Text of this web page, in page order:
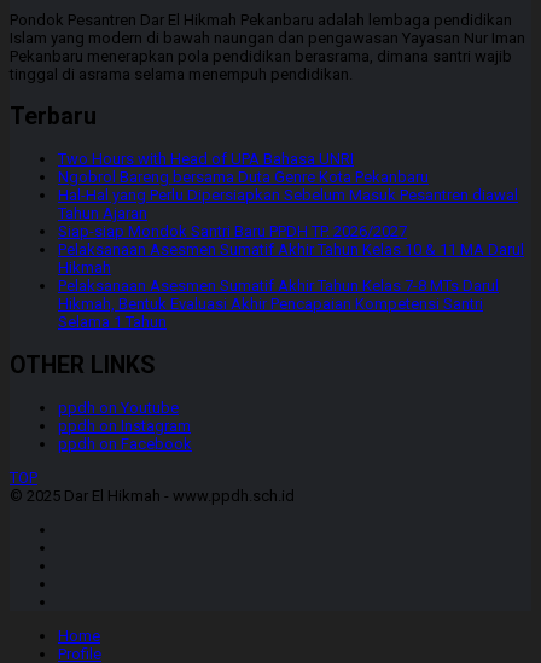
Pondok Pesantren Dar El Hikmah Pekanbaru adalah lembaga pendidikan
Islam yang modern di bawah naungan dan pengawasan Yayasan Nur Iman
Pekanbaru menerapkan pola pendidikan berasrama, dimana santri wajib
tinggal di asrama selama menempuh pendidikan.
Terbaru
Two Hours with Head of UPA Bahasa UNRI
Ngobrol Bareng bersama Duta Genre Kota Pekanbaru
Hal-Hal yang Perlu Dipersiapkan Sebelum Masuk Pesantren diawal
Tahun Ajaran
Siap-siap Mondok Santri Baru PPDH TP. 2026/2027
Pelaksanaan Asesmen Sumatif Akhir Tahun Kelas 10 & 11 MA Darul
Hikmah
Pelaksanaan Asesmen Sumatif Akhir Tahun Kelas 7-8 MTs Darul
Hikmah, Bentuk Evaluasi Akhir Pencapaian Kompetensi Santri
Selama 1 Tahun
OTHER LINKS
ppdh on Youtube
ppdh on Instagram
ppdh on Facebook
TOP
© 2025 Dar El Hikmah - www.ppdh.sch.id
Home
Profile